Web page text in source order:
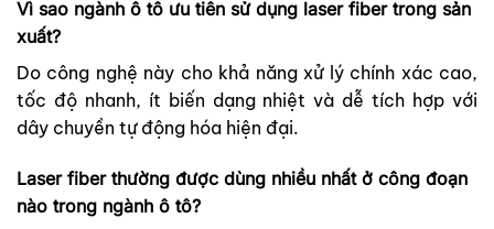
Vì sao ngành ô tô ưu tiên sử dụng laser fiber trong sản
xuất?
Do công nghệ này cho khả năng xử lý chính xác cao,
tốc độ nhanh, ít biến dạng nhiệt và dễ tích hợp với
dây chuyền tự động hóa hiện đại.
Laser fiber thường được dùng nhiều nhất ở công đoạn
nào trong ngành ô tô?